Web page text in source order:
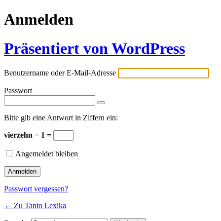
Anmelden
Präsentiert von WordPress
Benutzername oder E-Mail-Adresse
Passwort
Bitte gib eine Antwort in Ziffern ein:
vierzehn − 1 =
Angemeldet bleiben
Passwort vergessen?
← Zu Tanto Lexika